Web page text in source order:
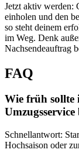
Jetzt aktiv werden:
einholen und den
so steht deinem
im Weg. Denk
Nachsendeauftrag
FAQ
Wie früh sollte
Umzugsservice
Schnellantwort:
Hochsaison oder